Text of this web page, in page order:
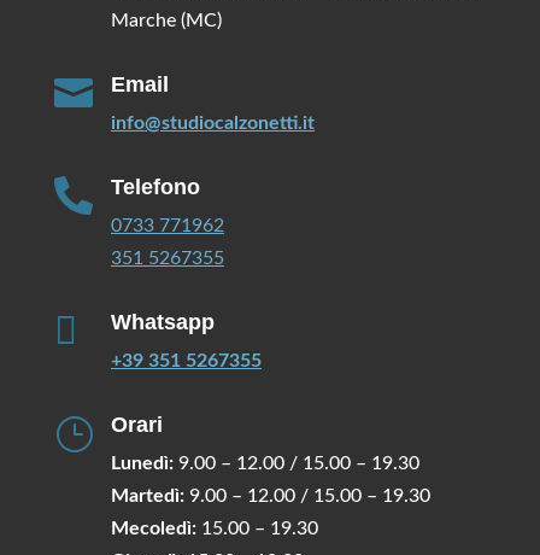
Marche (MC)
 Email
info@studiocalzonetti.it
 Telefono
0733 771962
351 5267355
 Whatsapp
+39 351 5267355
} Orari
Lunedì:9.00 – 12.00 / 15.00 – 19.30
Martedì:9.00 – 12.00 / 15.00 – 19.30
Mecoledì:15.00 – 19.30